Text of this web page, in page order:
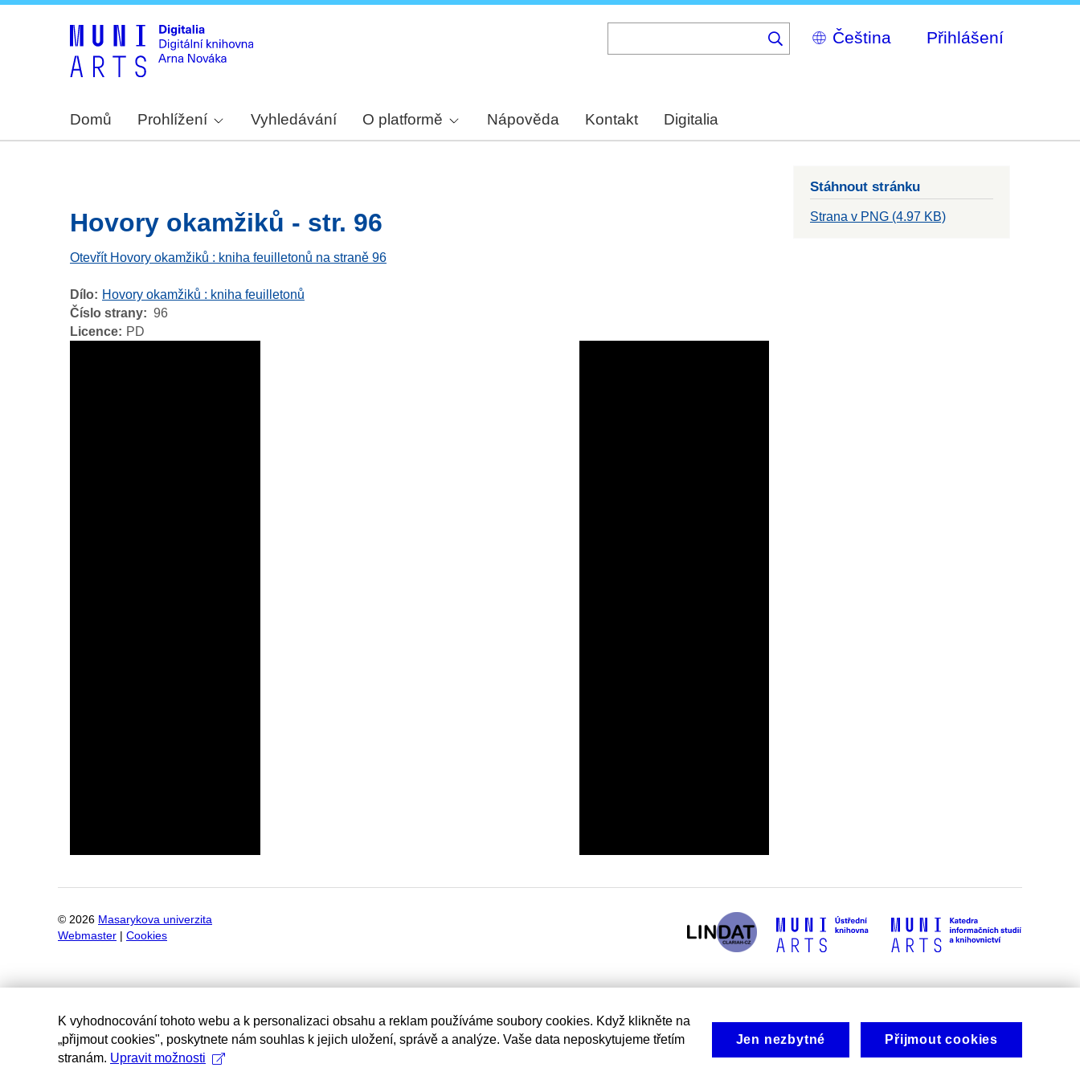
Select
your
Přihlášení
Domů Prohlížení Vyhledávání O platformě Nápověda Kontakt Digitalia
Hovory okamžiků - str. 96
Otevřít Hovory okamžiků : kniha feuilletonů na straně 96
Dílo
Hovory okamžiků : kniha feuilletonů
Číslo strany
96
Licence
PD
Stáhnout stránku
Strana v PNG (4.97 KB)
© 2026 Masarykova univerzita
Webmaster
Cookies
K vyhodnocování tohoto webu a k personalizaci obsahu a reklam používáme soubory cookies. Když klikněte na
„přijmout cookies", poskytnete nám souhlas k jejich uložení, správě a analýze. Vaše data neposkytujeme třetím
stranám. Upravit možnosti
Jen nezbytné Přijmout cookies